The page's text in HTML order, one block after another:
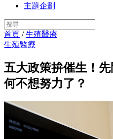
主題企劃
首頁 /生殖醫療
生殖醫療
五大政策拚催生！
何不想努力了？